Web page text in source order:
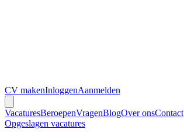
CV makenInloggenAanmelden
VacaturesBeroepenVragenBlogOver onsContact
Opgeslagen vacatures